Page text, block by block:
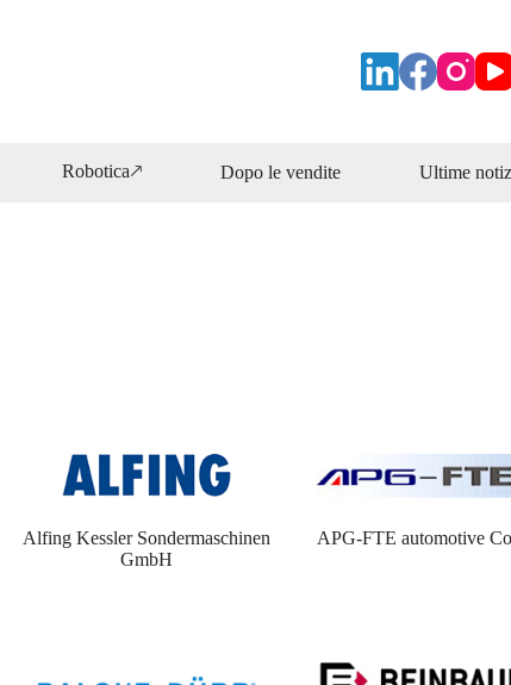
Robotica🡕 Dopo le vendite Ultime
Alfing Kessler Sondermaschinen
GmbH
APG-FTE automotive